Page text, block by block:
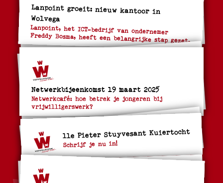
Lanpoint groeit: nieuw kantoor in
Wolvega
Lanpoint, het ICT-bedrijf van ondernemer
Freddy Bosma, heeft een belangrijke stap gezet.
Netwerkbijeenkomst 19 maart 2025
Netwerkcafé: hoe betrek je jongeren bij
vrijwilligerswerk?
11e Pieter Stuyvesant Kuiertocht
Schrijf je nu in!